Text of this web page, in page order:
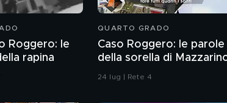
Roggero: le
rapina
QUARTO GRADO
Caso Roggero: le parole
della sorella di
24 lug | Rete 4